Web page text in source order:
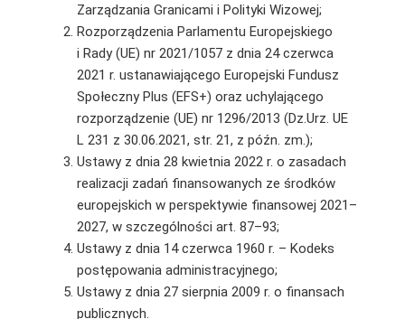
Zarządzania Granicami i Polityki Wizowej;
Rozporządzenia Parlamentu Europejskiego
i Rady (UE) nr 2021/1057 z dnia 24 czerwca
2021 r. ustanawiającego Europejski Fundusz
Społeczny Plus (EFS+) oraz uchylającego
rozporządzenie (UE) nr 1296/2013 (Dz.Urz. UE
L 231 z 30.06.2021, str. 21, z późn. zm.);
Ustawy z dnia 28 kwietnia 2022 r. o zasadach
realizacji zadań finansowanych ze środków
europejskich w perspektywie finansowej 2021–
2027, w szczególności art. 87–93;
Ustawy z dnia 14 czerwca 1960 r. – Kodeks
postępowania administracyjnego;
Ustawy z dnia 27 sierpnia 2009 r. o finansach
publicznych.